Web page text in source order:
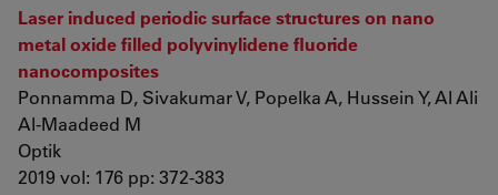
Laser induced periodic surface structures on nano
metal oxide filled polyvinylidene fluoride
nanocomposites
Ponnamma D, Sivakumar V, Popelka A, Hussein Y, Al Ali
Al-Maadeed M
Optik
2019 vol: 176 pp: 372-383